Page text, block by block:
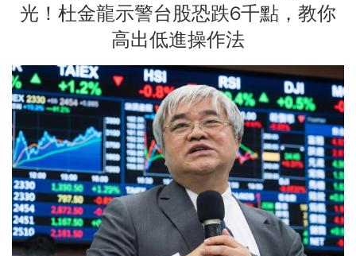
光！杜金龍示警台股恐跌6千點，教你
高出低進操作法